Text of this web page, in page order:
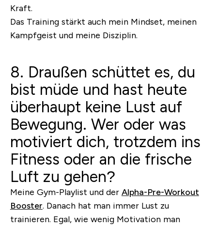
Kraft.
Das Training stärkt auch mein Mindset, meinen
Kampfgeist und meine Disziplin.
8. Draußen schüttet es, du
bist müde und hast heute
überhaupt keine Lust auf
Bewegung. Wer oder was
motiviert dich, trotzdem ins
Fitness oder an die frische
Luft zu gehen?
Meine Gym-Playlist und der Alpha-Pre-Workout
Booster. Danach hat man immer Lust zu
trainieren. Egal, wie wenig Motivation man